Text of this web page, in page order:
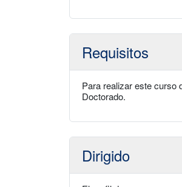
Requisitos
Para realizar este curso
Doctorado.
Dirigido